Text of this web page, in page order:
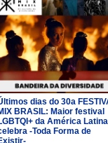
dias do 30a
BRASIL: Maior festival
da América Latina
-Toda Forma de